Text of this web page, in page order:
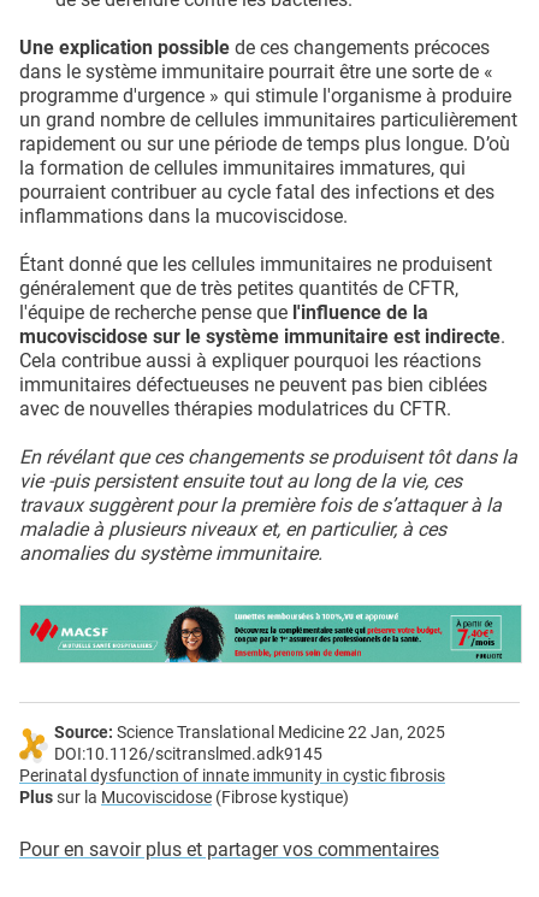
Une explication possible de ces changements précoces
dans le système immunitaire pourrait être une sorte de «
programme d'urgence » qui stimule l'organisme à produire
un grand nombre de cellules immunitaires particulièrement
rapidement ou sur une période de temps plus longue. D’où
la formation de cellules immunitaires immatures, qui
pourraient contribuer au cycle fatal des infections et des
inflammations dans la mucoviscidose.
Étant donné que les cellules immunitaires ne produisent
généralement que de très petites quantités de CFTR,
l'équipe de recherche pense que l'influence de la
mucoviscidose sur le système immunitaire est indirecte.
Cela contribue aussi à expliquer pourquoi les réactions
immunitaires défectueuses ne peuvent pas bien ciblées
avec de nouvelles thérapies modulatrices du CFTR.
En révélant que ces changements se produisent tôt dans la
vie -puis persistent ensuite tout au long de la vie, ces
travaux suggèrent pour la première fois de s’attaquer à la
maladie à plusieurs niveaux et, en particulier, à ces
anomalies du système immunitaire.
Source: Science Translational Medicine 22 Jan, 2025
DOI:10.1126/scitranslmed.adk9145
Perinatal dysfunction of innate immunity in cystic fibrosis
Plussur la Mucoviscidose (Fibrose kystique)
Pour en savoir plus et partager vos commentaires